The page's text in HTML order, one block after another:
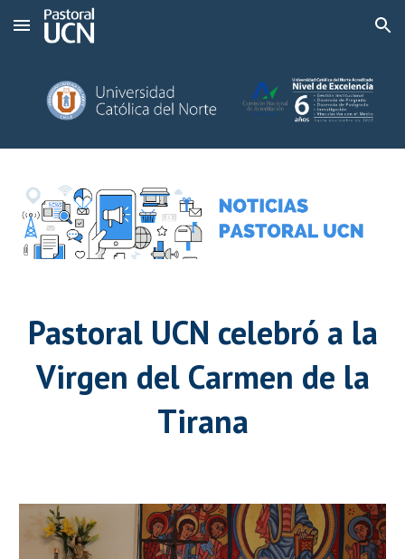
Skip to main content Skip to navigation
Pastoral UCN celebró a la
Virgen del Carmen de la
Tirana